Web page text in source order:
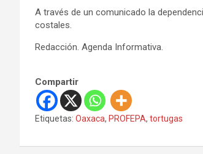
A través de un comunicado la
costales.
Redacción. Agenda Informativa.
Compartir
Etiquetas: Oaxaca, PROFEPA, tortugas